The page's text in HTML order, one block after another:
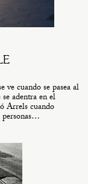
cuando se pasea al
adentra en el
Arrels cuando